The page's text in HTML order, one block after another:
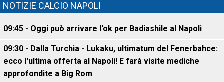
NOTIZIE CALCIO NAPOLI
09:45 - Oggi può arrivare l'ok per Badiashile al Napoli
09:30 - Dalla Turchia - Lukaku, ultimatum del Fenerbahce:
ecco l'ultima offerta al Napoli! E farà visite mediche
approfondite a Big Rom